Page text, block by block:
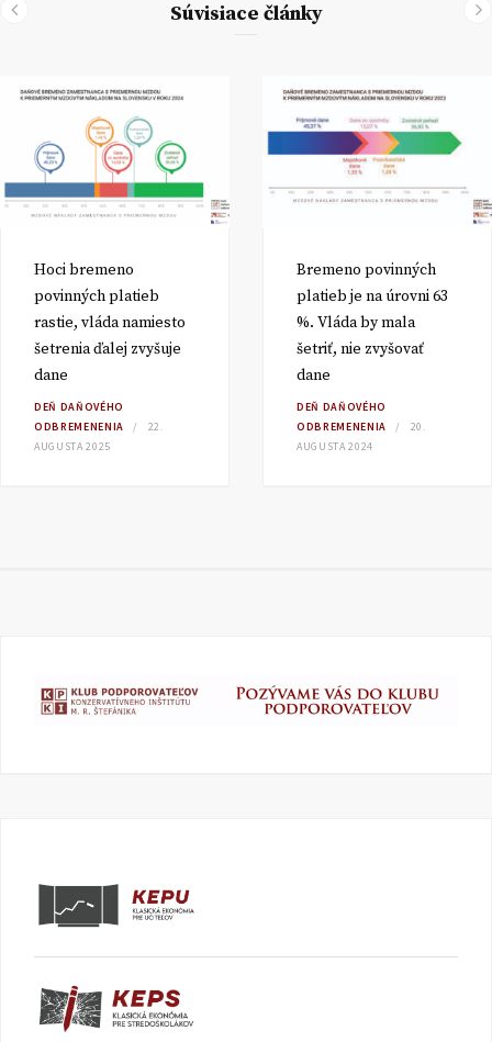
Súvisiace články
Hoci bremeno
povinných platieb
rastie, vláda namiesto
šetrenia ďalej zvyšuje
dane
DEŇ DAŇOVÉHO
ODBREMENENIA
22.
AUGUSTA 2025
Bremeno povinných
platieb je na úrovni 63
%. Vláda by mala
šetriť, nie zvyšovať
dane
DEŇ DAŇOVÉHO
ODBREMENENIA
20.
AUGUSTA 2024